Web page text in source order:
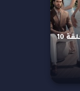
مسلسل لا تزال في 17 الحلقة 10